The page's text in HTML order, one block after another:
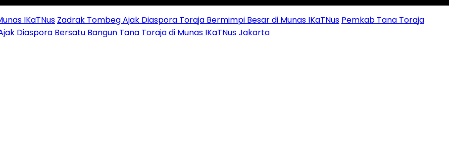
IKaTNus Zadrak Tombeg Ajak Diaspora Toraja Bermimpi Besar di Munas IKaTNus Pemkab Tana Toraja
Diaspora Bersatu Bangun Tana Toraja di Munas IKaTNus Jakarta